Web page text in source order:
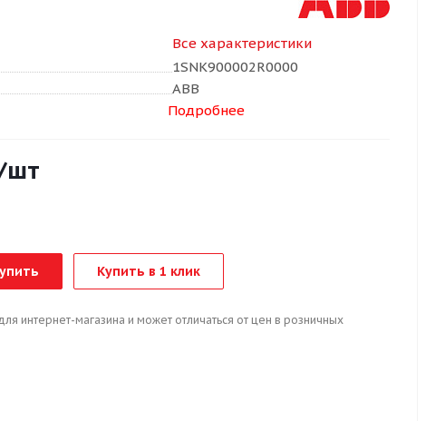
Все характеристики
1SNK900002R0000
ABB
Подробнее
Купить в 1 клик
интернет-магазина и может отличаться от цен в розничных